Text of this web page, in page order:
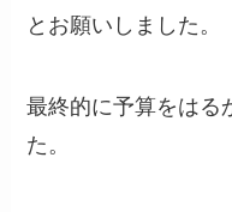
とお願いしました。
最終的に予算をはる
た。